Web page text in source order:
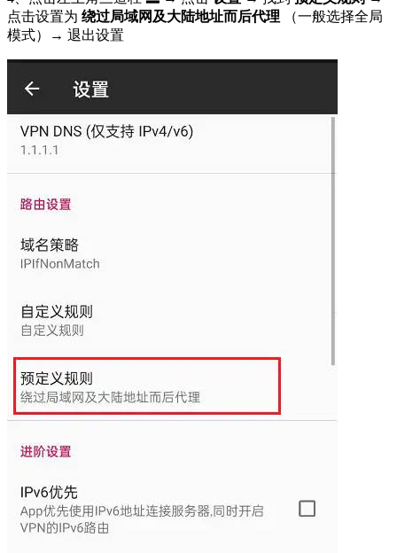
点击设置为 绕过局域网及大陆地址而后代理 （一般选择全局
模式）→ 退出设置